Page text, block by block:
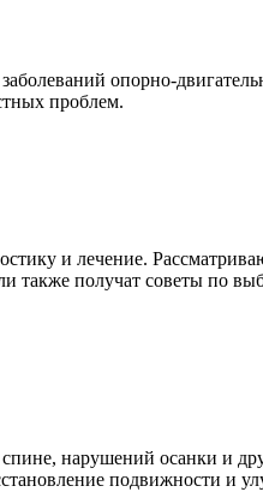
опорно-
проблем.
и лечение.
получат советы по
нарушений осанки и
подвижности и